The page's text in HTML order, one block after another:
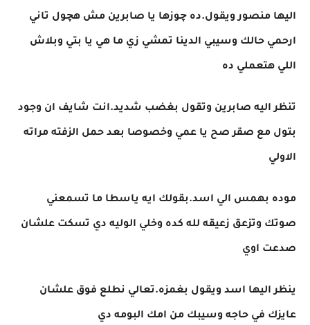
اليها منصور ويقول.ده چوزها يا صابرين مش هچول تاني
ارحمي حالك وسيبي الدينا تمشي زي ما هي يا بتي وبلاش
اللي هتعملي ده
تنظر اليه صابرين وتقول بغضب شديد.انت شايف ان وجود
بتول مع صقر صح يا عمي وخصوصا بعد حمل الزفته مراته
الاولي
موده بهمس الي اسد.بقولك ايه ياسطا ما تسمعني
صوتك وتزعق زعيقه لله كده وخلي الوليه دي تسكت علشان
صدعت اوي
ينظر اليها اسد ويقول بغمزه.تعالي نطلع فوق علشان
عايزك في حاجه وسيبك من امك البومه دي